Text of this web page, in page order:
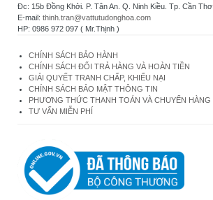
Đc: 15b Đồng Khởi. P. Tân An. Q. Ninh Kiều. Tp. Cần Thơ
E-mail: thinh.tran@vattutudonghoa.com
HP: 0986 972 097 ( Mr.Thịnh )
CHÍNH SÁCH BẢO HÀNH
CHÍNH SÁCH ĐỔI TRẢ HÀNG VÀ HOÀN TIỀN
GIẢI QUYẾT TRANH CHẤP, KHIẾU NẠI
CHÍNH SÁCH BẢO MẬT THÔNG TIN
PHƯƠNG THỨC THANH TOÁN VÀ CHUYỂN HÀNG
TƯ VẤN MIỄN PHÍ